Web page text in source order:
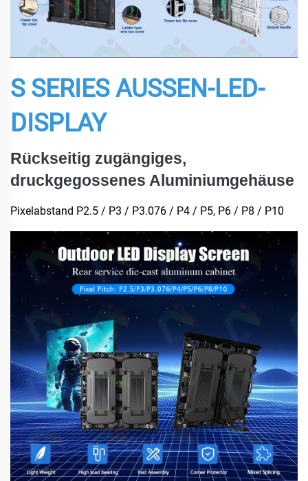
S SERIES AUSSEN-LED-
DISPLAY
Rückseitig zugängiges,
druckgegossenes Aluminiumgehäuse
Pixelabstand P2.5 / P3 / P3.076 / P4 / P5, P6 / P8 / P10